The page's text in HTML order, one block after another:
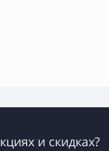
и скидках?